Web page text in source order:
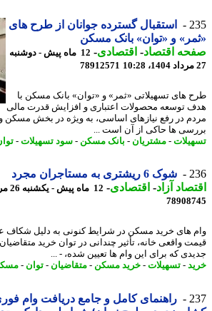
استقبال گسترده جوانان از طرح های
و «توان» بانک مسکن
اقتصاد-اقتصادی-
12 ماه پیش - دوشنبه
78912571
های تسهیلاتی «ثمر» و «توان» بانک مسکن با
توسعه محصولات اعتباری و افزایش قدرت مالی
در رفع نیازهای اساسی، به ویژه در بخش مسکن و
ها حاکی از آن است ...
-مشتریان-بانک مسکن-سود تسهیلات-توان-
شوک 6 ریشتری به مستاجران مجرد
آزاد - اقتصادی-12 ماه پیش - یکشنبه 26 مرداد 1404، 23:01
های خرید مسکن در شرایط کنونی به دلیل شکاف عمیق
واقعی خانه، تأثیر چندانی در توان خرید متقاضیان
که برای این وام ها تعیین شده، - ...
- تسهیلات-خرید مسکن-متقاضیان-توان- مسکن-